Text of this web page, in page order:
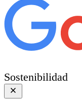
Sostenibilidad